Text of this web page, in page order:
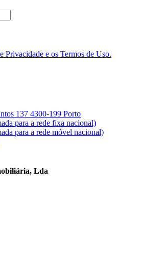
Privacidade e os Termos de Uso.
137 4300-199 Porto
para a rede fixa nacional)
para a rede móvel nacional)
Lda